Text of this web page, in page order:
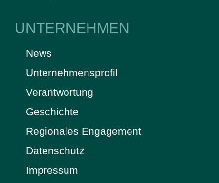
UNTERNEHMEN
News
Unternehmensprofil
Verantwortung
Geschichte
Regionales Engagement
Datenschutz
Impressum